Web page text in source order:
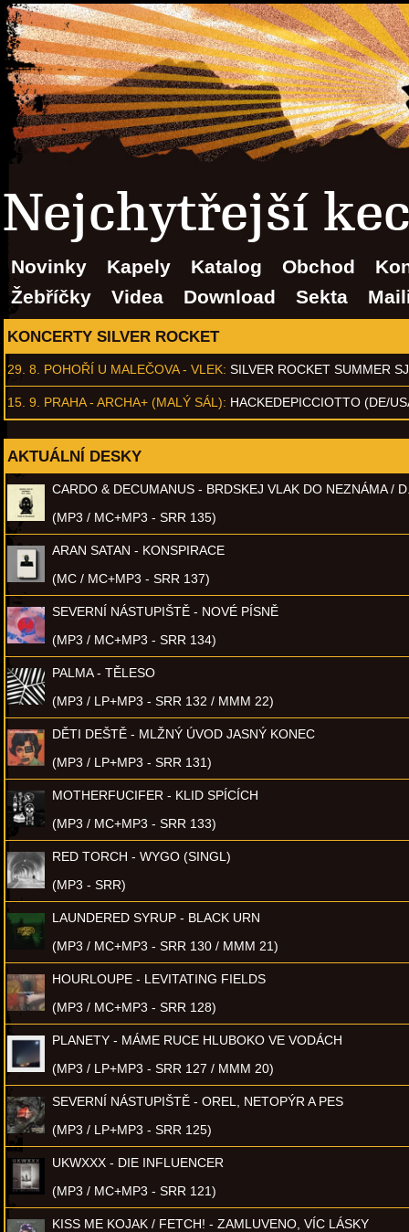
Nejchytřejší
Novinky Kapely Katalog Obchod
Žebříčky
Videa Download Sekta
KONCERTY SILVER ROCKET
29. 8. POHOŘÍ U MALEČOVA - VLEK: SILVER ROCKET SUMMER
15. 9. PRAHA - ARCHA+ (MALÝ SÁL): HACKEDEPICCIOTTO (DE/
AKTUÁLNÍ DESKY
CARDO & DECUMANUS - BRDSKEJ VLAK DO NEZNÁMA /
(MP3 / MC+MP3 - SRR 135)
ARAN SATAN - KONSPIRACE
(MC / MC+MP3 - SRR 137)
SEVERNÍ NÁSTUPIŠTĚ - NOVÉ PÍSNĚ
(MP3 / MC+MP3 - SRR 134)
PALMA - TĚLESO
(MP3 / LP+MP3 - SRR 132 / MMM 22)
DĚTI DEŠTĚ - MLŽNÝ ÚVOD JASNÝ KONEC
(MP3 / LP+MP3 - SRR 131)
MOTHERFUCIFER - KLID SPÍCÍCH
(MP3 / MC+MP3 - SRR 133)
RED TORCH - WYGO (SINGL)
(MP3 - SRR)
LAUNDERED SYRUP - BLACK URN
(MP3 / MC+MP3 - SRR 130 / MMM 21)
HOURLOUPE - LEVITATING FIELDS
(MP3 / MC+MP3 - SRR 128)
PLANETY - MÁME RUCE HLUBOKO VE VODÁCH
(MP3 / LP+MP3 - SRR 127 / MMM 20)
SEVERNÍ NÁSTUPIŠTĚ - OREL, NETOPÝR A PES
(MP3 / LP+MP3 - SRR 125)
UKWXXX - DIE INFLUENCER
(MP3 / MC+MP3 - SRR 121)
KISS ME KOJAK / FETCH! - ZAMLUVENO, VÍC LÁSKY